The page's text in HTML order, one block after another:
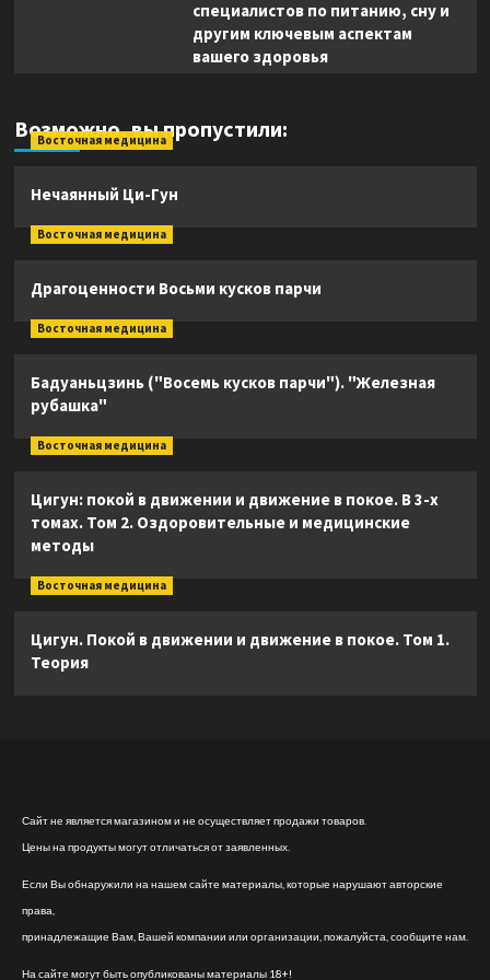
специалистов по питанию, сну и
другим ключевым аспектам
вашего здоровья
Возможно, вы пропустили:
Восточная медицина
Нечаянный Ци-Гун
Восточная медицина
Драгоценности Восьми кусков парчи
Восточная медицина
Бадуаньцзинь ("Восемь кусков парчи"). "Железная
рубашка"
Восточная медицина
Цигун: покой в движении и движение в покое. В 3-х
томах. Том 2. Оздоровительные и медицинские
методы
Восточная медицина
Цигун. Покой в движении и движение в покое. Том 1.
Теория
Сайт не является магазином и не осуществляет продажи товаров.
Цены на продукты могут отличаться от заявленных.
Если Вы обнаружили на нашем сайте материалы, которые нарушают авторские
права,
принадлежащие Вам, Вашей компании или организации, пожалуйста, сообщите нам.
На сайте могут быть опубликованы материалы 18+!